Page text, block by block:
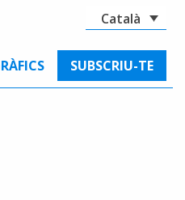
Català
SUBSCRIU-TE